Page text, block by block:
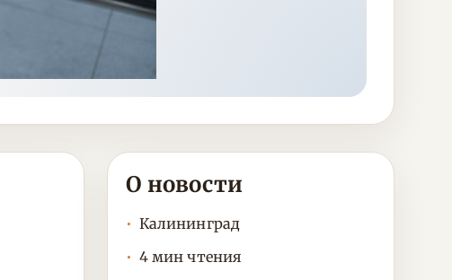
О новости
Калининград
4 мин чтения